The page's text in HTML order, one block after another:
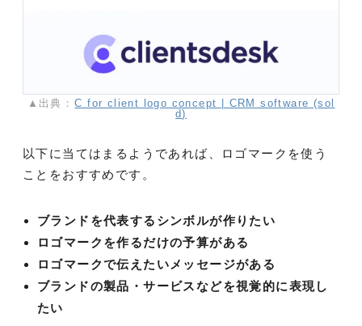
▲出典： C for client logo concept | CRM software (sol
d)
以下に当てはまるようであれば、ロゴマークを使う
ことをおすすめです。
ブランドを代表するシンボルが作りたい
ロゴマークを作るだけの予算がある
ロゴマークで伝えたいメッセージがある
ブランドの製品・サービスなどを視覚的に表現し
たい